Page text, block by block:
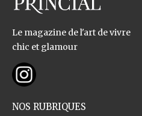
Le magazine de l'art de vivre
chic et glamour
NOS RUBRIQUES